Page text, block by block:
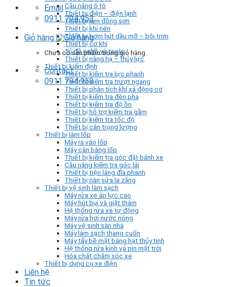
Email
0911 794 953
Giỏ hàng
Chưa có sản phẩm trong giỏ hàng.
Contact
0911 794 953
Cầu nâng ô tô
Thiết bị điện – điện lạnh
Thiết bị làm đồng sơn
Thiết bị khí nén
Thiết bị bơm hút dầu mỡ – bôi trơn
Thiết bị cơ khí
Tủ đồ nghề và tools
Thiết bị nâng hạ – thủy lực
Thiết bị kiểm định
Thiết bị kiểm tra lực phanh
Thiết bị kiểm tra trượt ngang
Thiết bị phân tích khí xả động cơ
Thiết bị kiểm tra đèn pha
Thiết bị kiểm tra độ ồn
Thiết bị hỗ trợ kiểm tra gầm
Thiết bị kiểm tra tốc độ
Thiết bị cân trọng lượng
Thiết bị làm lốp
Máy ra vào lốp
Máy cân bằng lốp
Thiết bị kiểm tra góc đặt bánh xe
Cầu nâng kiểm tra góc lái
Thiết bị tiện láng đĩa phanh
Thiết bị nắn sửa la zăng
Thiết bị vệ sinh làm sạch
Máy rửa xe áp lực cao
Máy hút bụi và giặt thảm
Hệ thống rửa xe tự động
Máy rửa hơi nước nóng
Máy vệ sinh sàn nhà
Máy làm sạch thang cuốn
Máy tẩy bề mặt bằng hạt thủy tinh
Hệ thống rửa kính và pin mặt trời
Hóa chất chăm sóc xe
Thiết bị dụng cụ xe điện
Liên hệ
Tin tức